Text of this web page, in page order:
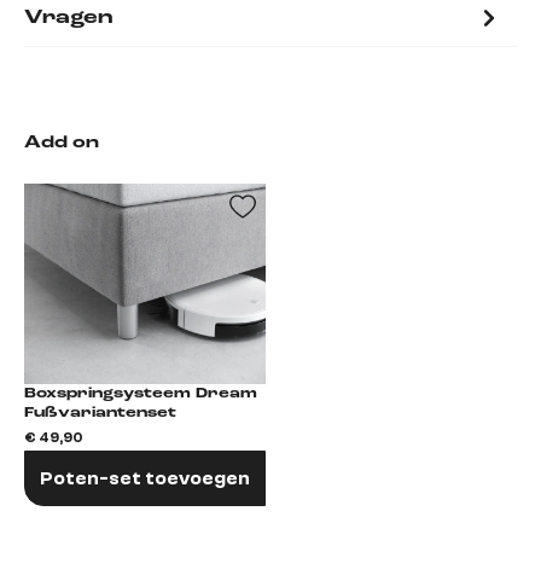
Vragen
Add on
Boxspringsysteem Dream
Fußvariantenset
€ 49,90
Poten-set toevoegen